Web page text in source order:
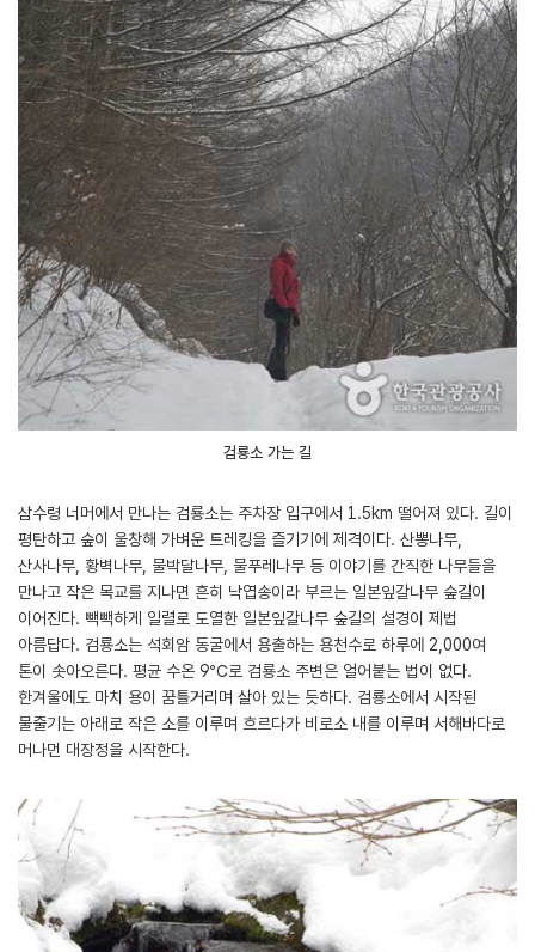
검룡소 가는 길
삼수령 너머에서 만나는 검룡소는 주차장 입구에서 1.5km 떨어져 있다. 길이
평탄하고 숲이 울창해 가벼운 트레킹을 즐기기에 제격이다. 산뽕나무,
산사나무, 황벽나무, 물박달나무, 물푸레나무 등 이야기를 간직한 나무들을
만나고 작은 목교를 지나면 흔히 낙엽송이라 부르는 일본잎갈나무 숲길이
이어진다. 빽빽하게 일렬로 도열한 일본잎갈나무 숲길의 설경이 제법
아름답다. 검룡소는 석회암 동굴에서 용출하는 용천수로 하루에 2,000여
톤이 솟아오른다. 평균 수온 9℃로 검룡소 주변은 얼어붙는 법이 없다.
한겨울에도 마치 용이 꿈틀거리며 살아 있는 듯하다. 검룡소에서 시작된
물줄기는 아래로 작은 소를 이루며 흐르다가 비로소 내를 이루며 서해바다로
머나먼 대장정을 시작한다.